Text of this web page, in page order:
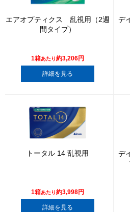
エアオプティクス 乱視用（2週
間タイプ）
1箱あたり約3,206円
詳細を見る
デ
トータル 14 乱視用
1箱あたり約3,998円
詳細を見る
デ